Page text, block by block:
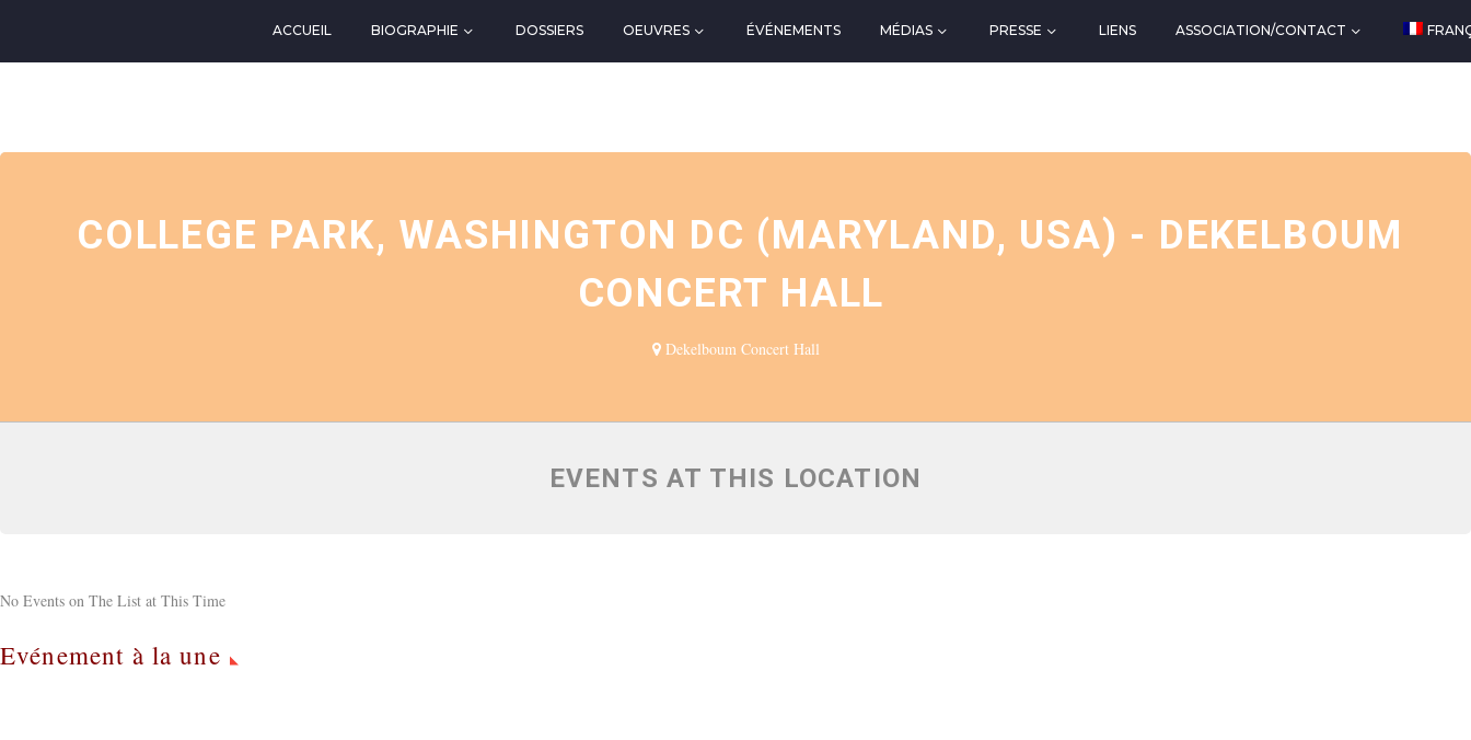
ACCUEIL BIOGRAPHIE DOSSIERS OEUVRES ÉVÉNEMENTS MÉDIAS PRESSE LIENS ASSOCIATION/CONTACT
COLLEGE PARK, WASHINGTON DC (MARYLAND, USA) - DEKELBOUM
CONCERT HALL
Dekelboum Concert Hall
EVENTS AT THIS LOCATION
No Events on The List at This Time
Evénement à la une